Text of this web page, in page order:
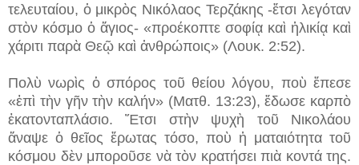
τελευταίου, ὁ μικρὸς Νικόλαος Τερζάκης -ἔτσι λεγόταν
στὸν κόσμο ὁ ἅγιος- «προέκοπτε σοφίᾳ καὶ ἡλικίᾳ καὶ
χάριτι παρὰ Θεῷ καὶ ἀνθρώποις» (Λουκ. 2:52).
Πολὺ νωρὶς ὁ σπόρος τοῦ θείου λόγου, ποὺ ἔπεσε
«ἐπὶ τὴν γῆν τὴν καλήν» (Ματθ. 13:23), ἔδωσε καρπὸ
ἑκατονταπλάσιο. Ἔτσι στὴν ψυχὴ τοῦ Νικολάου
ἄναψε ὁ θεῖος ἔρωτας τόσο, ποὺ ἡ ματαιότητα τοῦ
κόσμου δὲν μποροῦσε νὰ τὸν κρατήσει πιὰ κοντά της.